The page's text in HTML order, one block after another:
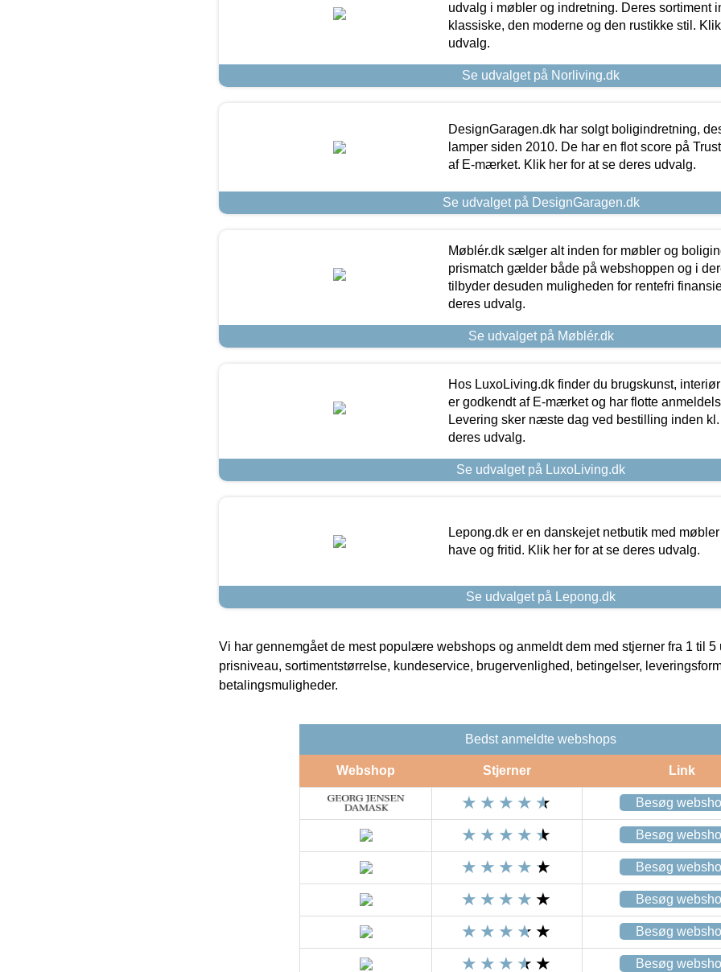
udvalg i møbler og indretning. Deres sortiment
klassiske, den moderne og den rustikke stil.
udvalg.
Se udvalget på Norliving.dk
DesignGaragen.dk har solgt boligindretning,
lamper siden 2010. De har en flot score på
af E-mærket. Klik her for at se deres udvalg.
Se udvalget på DesignGaragen.dk
Møblér.dk sælger alt inden for møbler og
prismatch gælder både på webshoppen og i
tilbyder desuden muligheden for rentefri
deres udvalg.
Se udvalget på Møblér.dk
Hos LuxoLiving.dk finder du brugskunst,
er godkendt af E-mærket og har flotte
Levering sker næste dag ved bestilling inden
deres udvalg.
Se udvalget på LuxoLiving.dk
Lepong.dk er en danskejet netbutik med
have og fritid. Klik her for at se deres udvalg.
Se udvalget på Lepong.dk
Vi har gennemgået de mest populære webshops og anmeldt dem med stjerner fra 1 til 5
prisniveau, sortimentstørrelse, kundeservice, brugervenlighed, betingelser,
betalingsmuligheder.
Bedst anmeldte webshops
Webshop Stjerner Link
Besøg
Besøg
Besøg
Besøg
Besøg
Besøg